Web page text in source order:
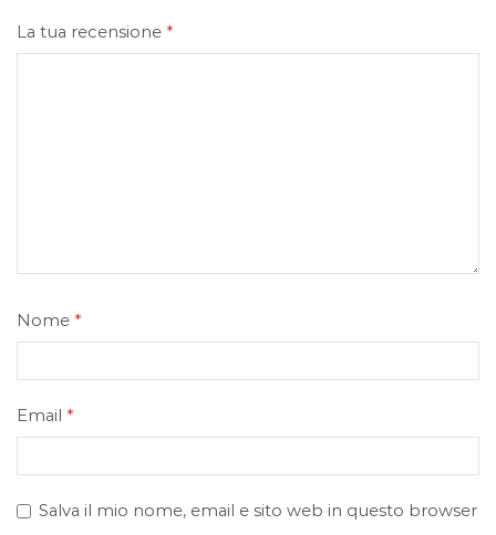
La tua recensione *
Nome *
Email *
Salva il mio nome, email e sito web in questo browser